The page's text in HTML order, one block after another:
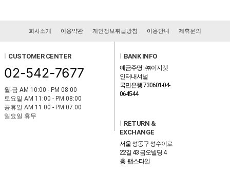
회사소개 이용약관 개인정보취급방침 이용안내 제휴문의
l CUSTOMER CENTER
02-542-7677
월-금 AM 10:00 - PM 08:00
토요일 AM 11:00 - PM 08:00
공휴일 AM 11:00 - PM 07:00
일요일 휴무
l BANK INFO
예금주명 : ㈜이지겟
인터내셔널
국민은행 730601-04-
064544
l RETURN &
EXCHANGE
서울 성동구 성수이로
22길 43 금오빌딩 4
층 팹스타일